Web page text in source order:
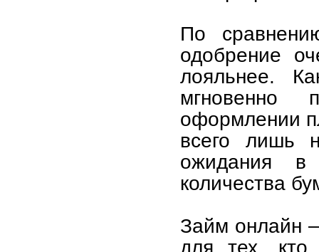
По
одобрение
лояльнее.
мгновенно
оформлении
всего лишь
ожидания в
количества
Займ онлайн
для тех, кто